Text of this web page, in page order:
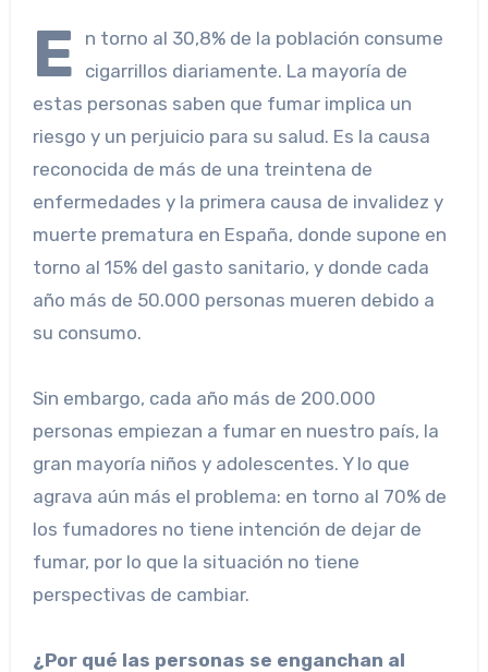
E
n torno al 30,8% de la población consume
cigarrillos diariamente. La mayoría de
estas personas saben que fumar implica un
riesgo y un perjuicio para su salud. Es la causa
reconocida de más de una treintena de
enfermedades y la primera causa de invalidez y
muerte prematura en España, donde supone en
torno al 15% del gasto sanitario, y donde cada
año más de 50.000 personas mueren debido a
su consumo.
Sin embargo, cada año más de 200.000
personas empiezan a fumar en nuestro país, la
gran mayoría niños y adolescentes. Y lo que
agrava aún más el problema: en torno al 70% de
los fumadores no tiene intención de dejar de
fumar, por lo que la situación no tiene
perspectivas de cambiar.
¿Por qué las personas se enganchan al